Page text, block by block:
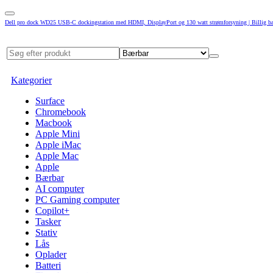
Dell pro dock WD25 USB-C dockingstation med HDMI, DisplayPort og 130 watt strømforsyning | Billig
Kategorier
Surface
Chromebook
Macbook
Apple Mini
Apple iMac
Apple Mac
Apple
Bærbar
AI computer
PC Gaming computer
Copilot+
Tasker
Stativ
Lås
Oplader
Batteri